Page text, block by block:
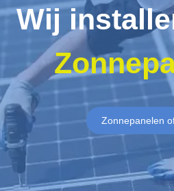
Wij
Zonnepanelen